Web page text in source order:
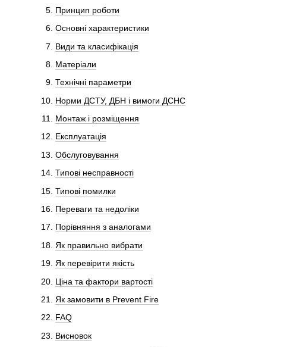
Принцип роботи
Основні характеристики
Види та класифікація
Матеріали
Технічні параметри
Норми ДСТУ, ДБН і вимоги ДСНС
Монтаж і розміщення
Експлуатація
Обслуговування
Типові несправності
Типові помилки
Переваги та недоліки
Порівняння з аналогами
Як правильно вибрати
Як перевірити якість
Ціна та фактори вартості
Як замовити в Prevent Fire
FAQ
Висновок